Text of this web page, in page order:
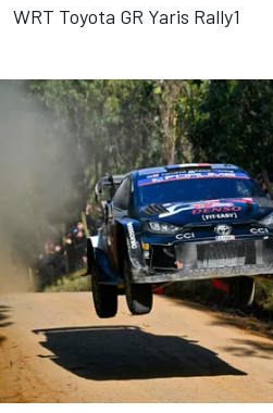
WRT Toyota GR Yaris Rally1